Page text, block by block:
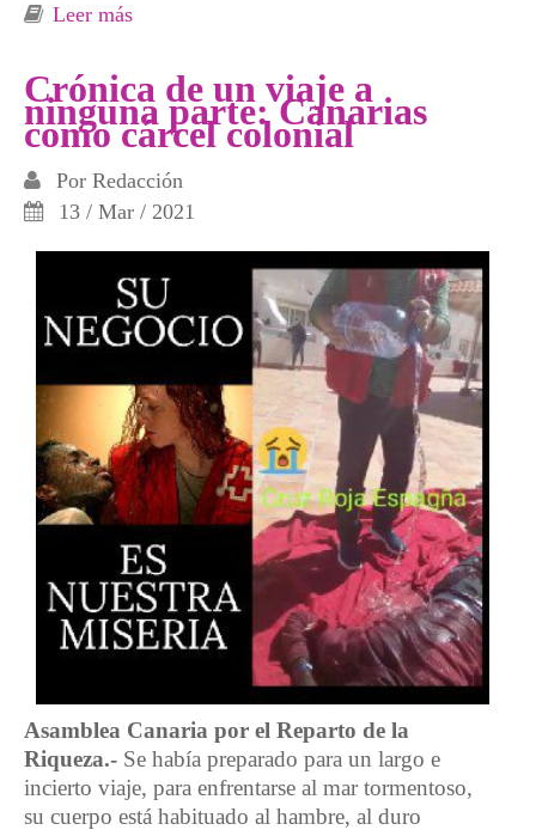
Leer más
Crónica de un viaje a
ninguna parte: Canarias
como cárcel colonial
Por Redacción
13 / Mar / 2021
Asamblea Canaria por el Reparto de la
Riqueza.- Se había preparado para un largo e
incierto viaje, para enfrentarse al mar tormentoso,
su cuerpo está habituado al hambre, al duro